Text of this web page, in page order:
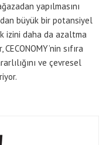
yapılmasını
büyük bir potansiyel
izini daha da azaltma
sıfıra
ve çevresel